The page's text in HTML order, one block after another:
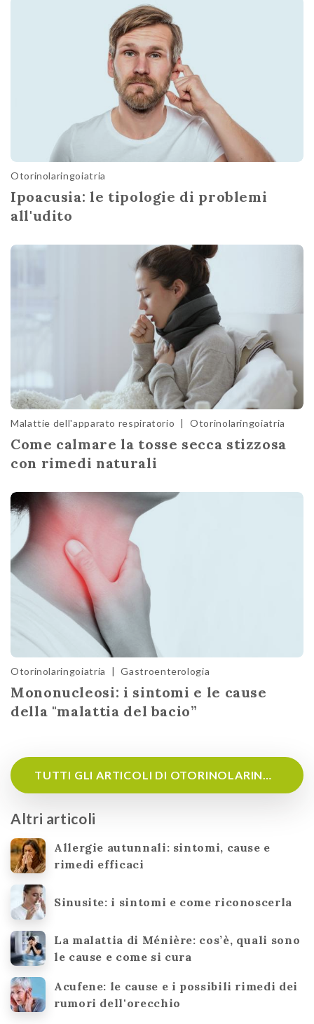
Otorinolaringoiatria
Ipoacusia: le tipologie di problemi
all'udito
Malattie dell'apparato respiratorio | Otorinolaringoiatria
Come calmare la tosse secca stizzosa
con rimedi naturali
Otorinolaringoiatria | Gastroenterologia
Mononucleosi: i sintomi e le cause
della "malattia del bacio”
Altri articoli
Allergie autunnali: sintomi, cause e
rimedi efficaci
Sinusite: i sintomi e come riconoscerla
La malattia di Ménière: cos’è, quali sono
le cause e come si cura
Acufene: le cause e i possibili rimedi dei
rumori dell'orecchio